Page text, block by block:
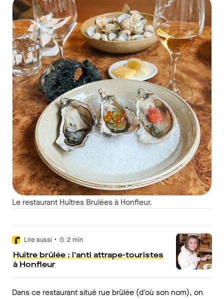
Le restaurant Huîtres Brulées à Honfleur.
Lire aussi • 2 min
Huître brûlée : l'anti attrape-touristes
à Honfleur
Dans ce restaurant situé rue brûlée (d'où son nom), on